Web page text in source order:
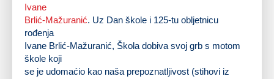
Ivane
Brlić-Mažuranić. Uz Dan škole i 125-tu obljetnicu
rođenja
Ivane Brlić-Mažuranić, Škola dobiva svoj grb s motom
škole koji
se je udomaćio kao naša prepoznatljivost (stihovi iz